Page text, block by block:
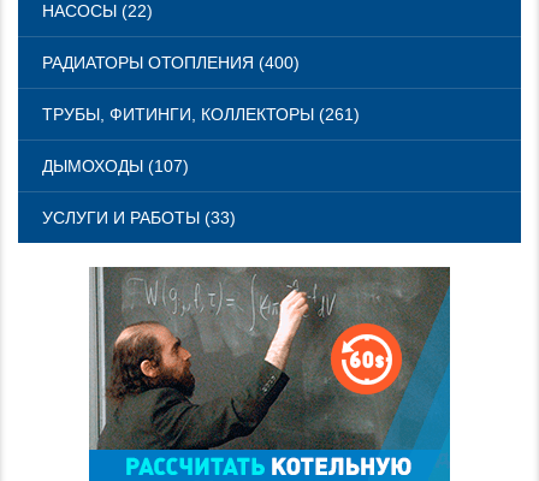
НАСОСЫ (22)
РАДИАТОРЫ ОТОПЛЕНИЯ (400)
ТРУБЫ, ФИТИНГИ, КОЛЛЕКТОРЫ (261)
ДЫМОХОДЫ (107)
УСЛУГИ И РАБОТЫ (33)